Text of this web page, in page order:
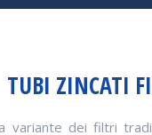
TUBI ZINCATI
variante dei filtri